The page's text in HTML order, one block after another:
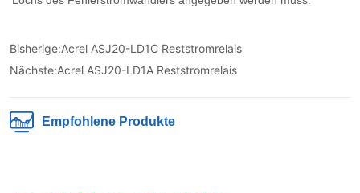
Bisherige:Acrel ASJ20-LD1C Reststromrelais
Nächste:Acrel ASJ20-LD1A Reststromrelais
Empfohlene Produkte